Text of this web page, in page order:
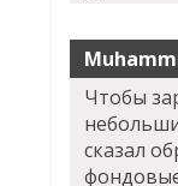
Чтобы
сказал